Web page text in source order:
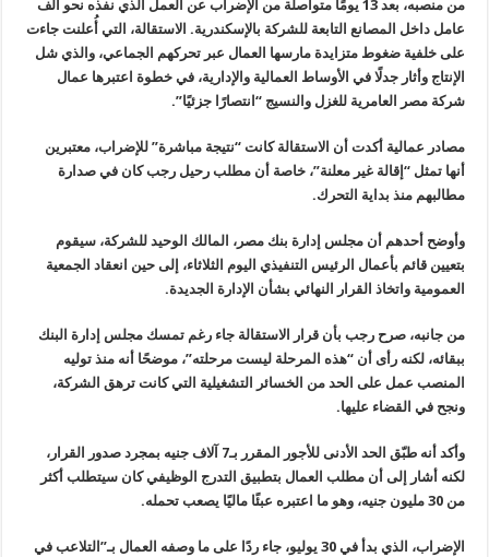
من منصبه، بعد 13 يومًا متواصلة من الإضراب عن العمل الذي نفذه نحو ألف
عامل داخل المصانع التابعة للشركة بالإسكندرية. الاستقالة، التي أُعلنت جاءت
على خلفية ضغوط متزايدة مارسها العمال عبر تحركهم الجماعي، والذي شل
الإنتاج وأثار جدلًا في الأوساط العمالية والإدارية، في خطوة اعتبرها عمال
شركة مصر العامرية للغزل والنسيج “انتصارًا جزئيًا”.
مصادر عمالية أكدت أن الاستقالة كانت “نتيجة مباشرة” للإضراب، معتبرين
أنها تمثل “إقالة غير معلنة”، خاصة أن مطلب رحيل رجب كان في صدارة
مطالبهم منذ بداية التحرك.
وأوضح أحدهم أن مجلس إدارة بنك مصر، المالك الوحيد للشركة، سيقوم
بتعيين قائم بأعمال الرئيس التنفيذي اليوم الثلاثاء، إلى حين انعقاد الجمعية
العمومية واتخاذ القرار النهائي بشأن الإدارة الجديدة.
من جانبه، صرح رجب بأن قرار الاستقالة جاء رغم تمسك مجلس إدارة البنك
ببقائه، لكنه رأى أن “هذه المرحلة ليست مرحلته”، موضحًا أنه منذ توليه
المنصب عمل على الحد من الخسائر التشغيلية التي كانت ترهق الشركة،
ونجح في القضاء عليها.
وأكد أنه طبّق الحد الأدنى للأجور المقرر بـ7 آلاف جنيه بمجرد صدور القرار،
لكنه أشار إلى أن مطلب العمال بتطبيق التدرج الوظيفي كان سيتطلب أكثر
من 30 مليون جنيه، وهو ما اعتبره عبئًا ماليًا يصعب تحمله.
الإضراب، الذي بدأ في 30 يوليو، جاء ردًا على ما وصفه العمال بـ”التلاعب في